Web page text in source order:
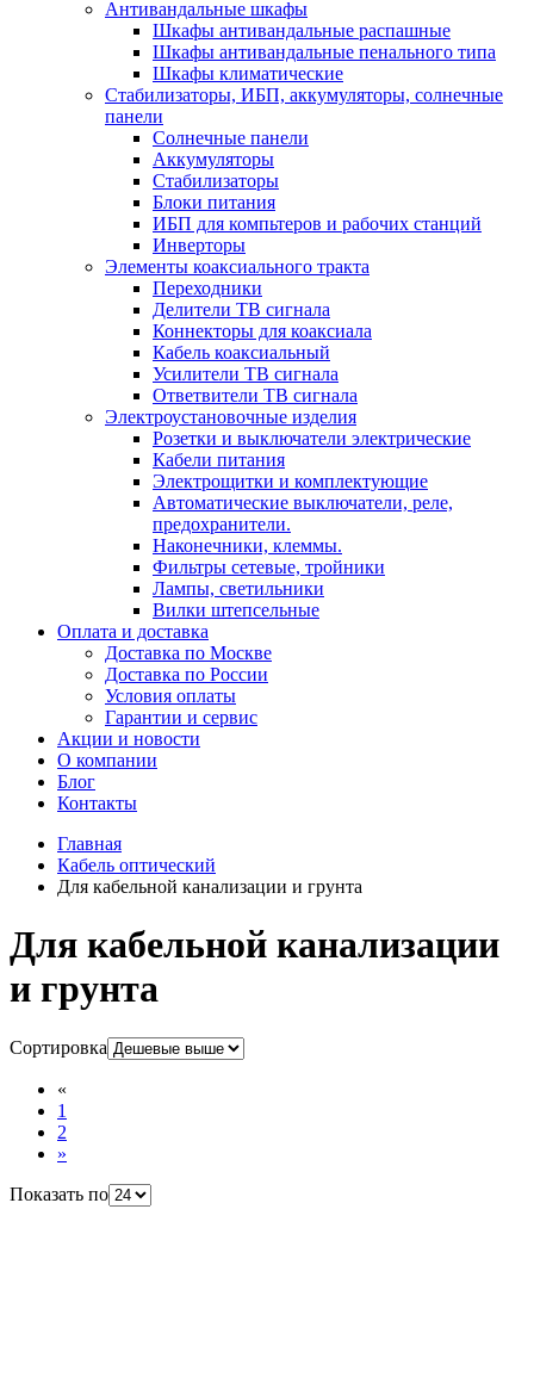
Антивандальные шкафы
Шкафы антивандальные распашные
Шкафы антивандальные пенального типа
Шкафы климатические
Стабилизаторы, ИБП, аккумуляторы, солнечные
панели
Солнечные панели
Аккумуляторы
Стабилизаторы
Блоки питания
ИБП для компьтеров и рабочих станций
Инверторы
Элементы коаксиального тракта
Переходники
Делители ТВ сигнала
Коннекторы для коаксиала
Кабель коаксиальный
Усилители ТВ сигнала
Ответвители ТВ сигнала
Электроустановочные изделия
Розетки и выключатели электрические
Кабели питания
Электрощитки и комплектующие
Автоматические выключатели, реле,
предохранители.
Наконечники, клеммы.
Фильтры сетевые, тройники
Лампы, светильники
Вилки штепсельные
Оплата и доставка
Доставка по Москве
Доставка по России
Условия оплаты
Гарантии и сервис
Акции и новости
О компании
Блог
Контакты
Главная
Кабель оптический
Для кабельной канализации и грунта
Для кабельной канализации
и грунта
Сортировка
«
1
2
»
Показать по